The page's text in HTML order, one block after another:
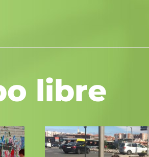
libre